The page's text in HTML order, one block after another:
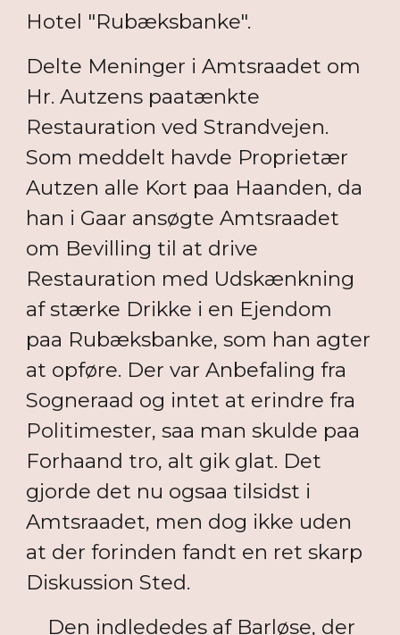
Hotel "Rubæksbanke".
Delte Meninger i Amtsraadet om
Hr. Autzens paatænkte
Restauration ved Strandvejen.
Som meddelt havde Proprietær
Autzen alle Kort paa Haanden, da
han i Gaar ansøgte Amtsraadet
om Bevilling til at drive
Restauration med Udskænkning
af stærke Drikke i en Ejendom
paa Rubæksbanke, som han agter
at opføre. Der var Anbefaling fra
Sogneraad og intet at erindre fra
Politimester, saa man skulde paa
Forhaand tro, alt gik glat. Det
gjorde det nu ogsaa tilsidst i
Amtsraadet, men dog ikke uden
at der forinden fandt en ret skarp
Diskussion Sted.
Den indlededes af Barløse, der